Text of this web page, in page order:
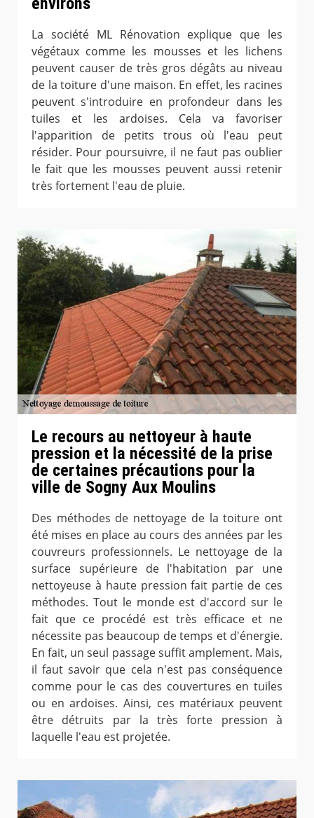
La société ML Rénovation explique que les
végétaux comme les mousses et les lichens
peuvent causer de très gros dégâts au niveau
de la toiture d'une maison. En effet, les racines
peuvent s'introduire en profondeur dans les
tuiles et les ardoises. Cela va favoriser
l'apparition de petits trous où l'eau peut
résider. Pour poursuivre, il ne faut pas oublier
le fait que les mousses peuvent aussi retenir
très fortement l'eau de pluie.
Le recours au nettoyeur à haute
pression et la nécessité de la prise
de certaines précautions pour la
ville de Sogny Aux Moulins
Des méthodes de nettoyage de la toiture ont
été mises en place au cours des années par les
couvreurs professionnels. Le nettoyage de la
surface supérieure de l'habitation par une
nettoyeuse à haute pression fait partie de ces
méthodes. Tout le monde est d'accord sur le
fait que ce procédé est très efficace et ne
nécessite pas beaucoup de temps et d'énergie.
En fait, un seul passage suffit amplement. Mais,
il faut savoir que cela n'est pas conséquence
comme pour le cas des couvertures en tuiles
ou en ardoises. Ainsi, ces matériaux peuvent
être détruits par la très forte pression à
laquelle l'eau est projetée.